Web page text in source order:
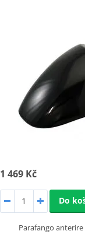
1 469 Kč
Do
Parafango anterire